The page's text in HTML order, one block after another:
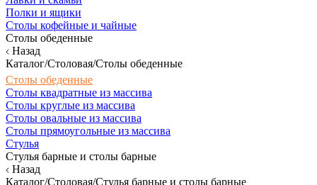
Полки и ящики
Столы кофейные и чайные
Столы обеденные
Назад
Каталог/Столовая/Столы обеденные
Столы обеденные
Столы квадратные из массива
Столы круглые из массива
Столы овальные из массива
Столы прямоугольные из массива
Стулья
Стулья барные и столы барные
Назад
Каталог/Столовая/Стулья барные и столы барные